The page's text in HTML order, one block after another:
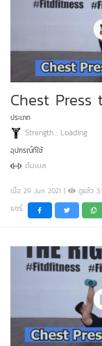
Chest
ประเภท
Strength : Loading
อุปกรณ์ที่ใช้
ดัมเบล
เมื่อ 29 Jun 2021 | ดูแล้ว
แชร์